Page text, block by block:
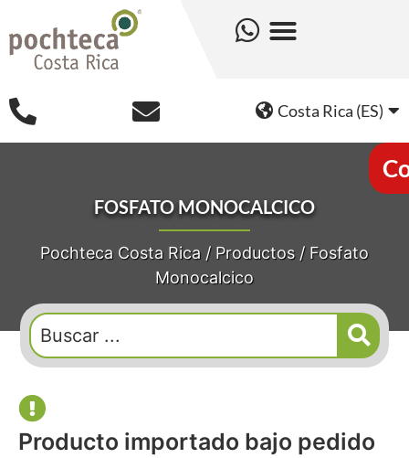
Costa Rica (ES)
FOSFATO MONOCALCICO
Pochteca Costa Rica / Productos/ Fosfato
Monocalcico
Producto importado bajo pedido